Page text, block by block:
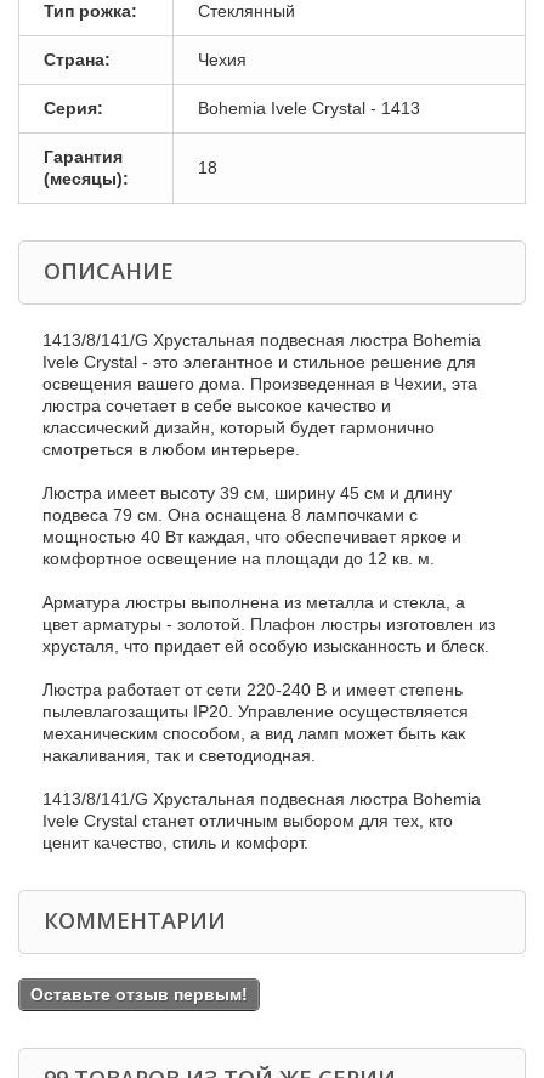
Тип рожка: Стеклянный
Страна: Чехия
Серия: Bohemia Ivele Crystal - 1413
Гарантия
(месяцы):
18
ОПИСАНИЕ
1413/8/141/G Хрустальная подвесная люстра Bohemia
Ivele Crystal - это элегантное и стильное решение для
освещения вашего дома. Произведенная в Чехии, эта
люстра сочетает в себе высокое качество и
классический дизайн, который будет гармонично
смотреться в любом интерьере.
Люстра имеет высоту 39 см, ширину 45 см и длину
подвеса 79 см. Она оснащена 8 лампочками с
мощностью 40 Вт каждая, что обеспечивает яркое и
комфортное освещение на площади до 12 кв. м.
Арматура люстры выполнена из металла и стекла, а
цвет арматуры - золотой. Плафон люстры изготовлен из
хрусталя, что придает ей особую изысканность и блеск.
Люстра работает от сети 220-240 В и имеет степень
пылевлагозащиты IP20. Управление осуществляется
механическим способом, а вид ламп может быть как
накаливания, так и светодиодная.
1413/8/141/G Хрустальная подвесная люстра Bohemia
Ivele Crystal станет отличным выбором для тех, кто
ценит качество, стиль и комфорт.
КОММЕНТАРИИ
Оставьте отзыв первым!